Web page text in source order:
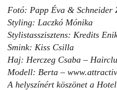
Fotó: Papp Éva & Schneider
Styling: Laczkó Mónika
Stylistasszisztens: Kredits
Smink: Kiss Csilla
Haj: Herczeg Csaba –
Modell: Berta –
A helyszínért köszönet a